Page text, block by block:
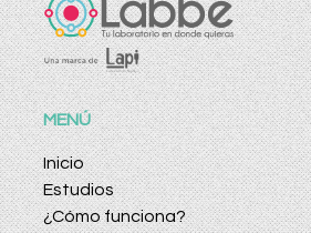
MENÚ
Inicio
Estudios
¿Cómo funciona?